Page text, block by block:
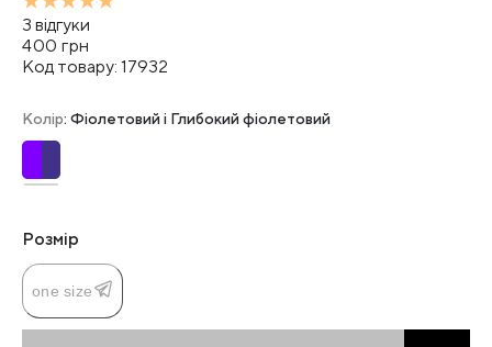
3 відгуки
400 грн
Код товару: 17932
Колір: Фіолетовий і Глибокий фіолетовий
Розмір
one size